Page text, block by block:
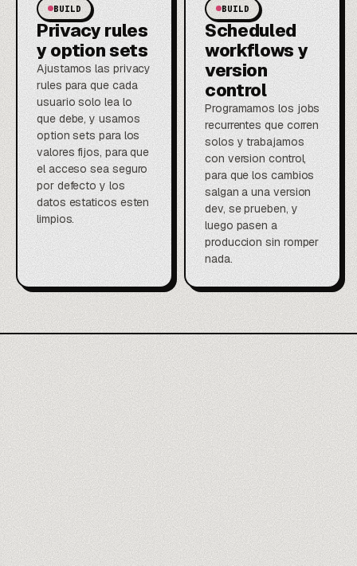
BUILD
Privacy rules
y option sets
Ajustamos las privacy
rules para que cada
usuario solo lea lo
que debe, y usamos
option sets para los
valores fijos, para que
el acceso sea seguro
por defecto y los
datos estaticos esten
limpios.
BUILD
Scheduled
workflows y
version
control
Programamos los jobs
recurrentes que corren
solos y trabajamos
con version control,
para que los cambios
salgan a una version
dev, se prueben, y
luego pasen a
produccion sin romper
nada.